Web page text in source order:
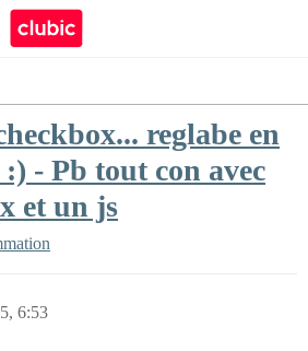
reglabe en
- Pb tout con avec
et un js
6:53